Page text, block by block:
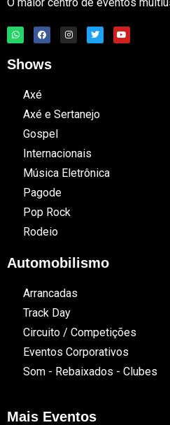
Shows
Axé
Axé e Sertanejo
Gospel
Internacionais
Música Eletrônica
Pagode
Pop Rock
Rodeio
Automobilismo
Arrancadas
Track Day
Circuito / Competições
Eventos Corporativos
Som - Rebaixados - Clubes
Mais Eventos